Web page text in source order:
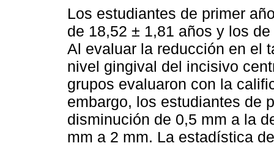
Los estudiantes de primer
de 18,52 ± 1,81 años y los
Al evaluar la reducción en el
nivel gingival del incisivo
grupos evaluaron con la
embargo, los estudiantes de
disminución de 0,5 mm a la
mm a 2 mm. La estadística